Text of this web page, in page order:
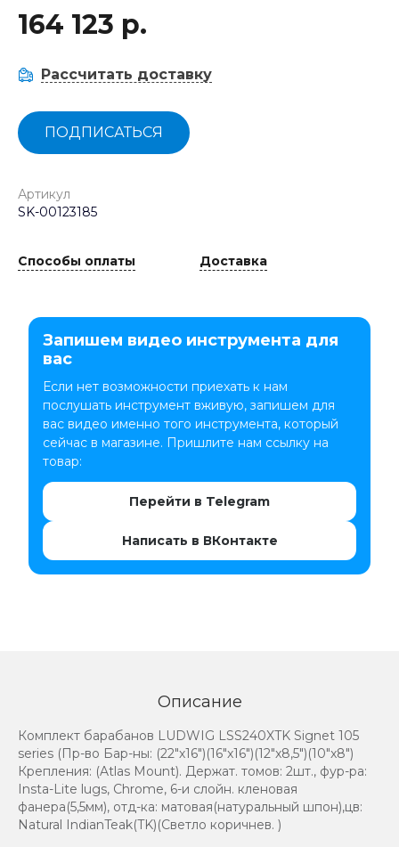
164 123 р.
Рассчитать доставку
ПОДПИСАТЬСЯ
Артикул
SK-00123185
Способы оплаты Доставка
Запишем видео инструмента для
вас
Если нет возможности приехать к нам
послушать инструмент вживую, запишем для
вас видео именно того инструмента, который
сейчас в магазине. Пришлите нам ссылку на
товар:
Перейти в Telegram
Написать в ВКонтакте
Описание
Комплект барабанов LUDWIG LSS240XTK Signet 105
series (Пр-во Бар-ны: (22"х16")(16"x16")(12"x8,5")(10"x8")
Крепления: (Atlas Mount). Держат. томов: 2шт., фур-ра:
Insta-Lite lugs, Chrome, 6-и слойн. кленовая
фанера(5,5мм), отд-ка: матовая(натуральный шпон),цв:
Natural IndianTeak(TK)(Светло коричнев. )